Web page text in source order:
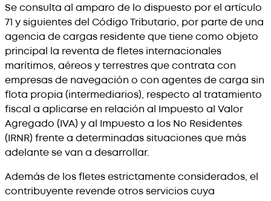
Se consulta al amparo de lo dispuesto por el artículo
71 y siguientes del Código Tributario, por parte de una
agencia de cargas residente que tiene como objeto
principal la reventa de fletes internacionales
marítimos, aéreos y terrestres que contrata con
empresas de navegación o con agentes de carga sin
flota propia (intermediarios), respecto al tratamiento
fiscal a aplicarse en relación al Impuesto al Valor
Agregado (IVA) y al Impuesto a los No Residentes
(IRNR) frente a determinadas situaciones que más
adelante se van a desarrollar.
Además de los fletes estrictamente considerados, el
contribuyente revende otros servicios cuya